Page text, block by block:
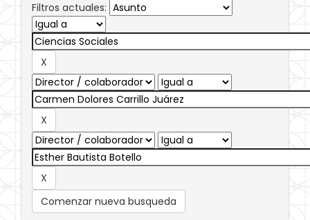
Filtros actuales:
Comenzar nueva busqueda